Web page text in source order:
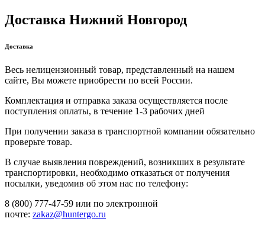
Доставка Нижний Новгород
Доставка
Весь нелицензионный товар, представленный на нашем
сайте, Вы можете приобрести по всей России.
Комплектация и отправка заказа осуществляется после
поступления оплаты, в течение 1-3 рабочих дней
При получении заказа в транспортной компании обязательно
проверьте товар.
В случае выявления повреждений, возникших в результате
транспортировки, необходимо отказаться от получения
посылки, уведомив об этом нас по телефону:
8 (800) 777-47-59 или по электронной
почте: zakaz@huntergo.ru